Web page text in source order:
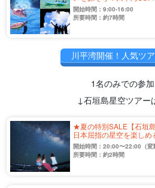
ングツアー★＜写真無料
開始時間：9:00-16:00
所要時間：約7時間
川平湾開催！人気ツ
1名のみでの参
↓石垣島星空ツアー
★夏の特別SALE【石垣
日本屈指の星空を楽し
ル・ファミリー・女子旅
開始時間：20:00〜22:00（変
所要時間：約2時間